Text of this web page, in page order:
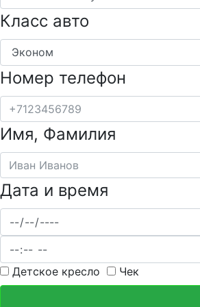
Класс авто
Номер телефон
Имя, Фамилия
Дата и время
Детское кресло
Чек